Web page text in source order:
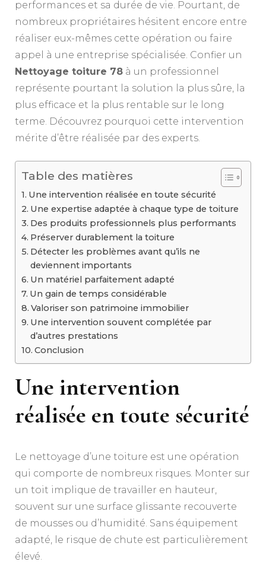
performances et sa durée de vie. Pourtant, de
nombreux propriétaires hésitent encore entre
réaliser eux-mêmes cette opération ou faire
appel à une entreprise spécialisée. Confier un
Nettoyage toiture 78 à un professionnel
représente pourtant la solution la plus sûre, la
plus efficace et la plus rentable sur le long
terme. Découvrez pourquoi cette intervention
mérite d’être réalisée par des experts.
Table des matières
Une intervention réalisée en toute sécurité
Une expertise adaptée à chaque type de toiture
Des produits professionnels plus performants
Préserver durablement la toiture
Détecter les problèmes avant qu’ils ne
deviennent importants
Un matériel parfaitement adapté
Un gain de temps considérable
Valoriser son patrimoine immobilier
Une intervention souvent complétée par
d’autres prestations
Conclusion
Une intervention
réalisée en toute sécurité
Le nettoyage d’une toiture est une opération
qui comporte de nombreux risques. Monter sur
un toit implique de travailler en hauteur,
souvent sur une surface glissante recouverte
de mousses ou d’humidité. Sans équipement
adapté, le risque de chute est particulièrement
élevé.